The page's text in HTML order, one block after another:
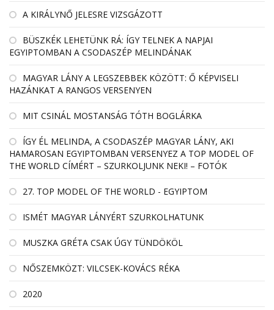
A KIRÁLYNŐ JELESRE VIZSGÁZOTT
BÜSZKÉK LEHETÜNK RÁ: ÍGY TELNEK A NAPJAI
EGYIPTOMBAN A CSODASZÉP MELINDÁNAK
MAGYAR LÁNY A LEGSZEBBEK KÖZÖTT: Ő KÉPVISELI
HAZÁNKAT A RANGOS VERSENYEN
MIT CSINÁL MOSTANSÁG TÓTH BOGLÁRKA
ÍGY ÉL MELINDA, A CSODASZÉP MAGYAR LÁNY, AKI
HAMAROSAN EGYIPTOMBAN VERSENYEZ A TOP MODEL OF
THE WORLD CÍMÉRT – SZURKOLJUNK NEKI! – FOTÓK
27. TOP MODEL OF THE WORLD - EGYIPTOM
ISMÉT MAGYAR LÁNYÉRT SZURKOLHATUNK
MUSZKA GRÉTA CSAK ÚGY TÜNDÖKÖL
NŐSZEMKÖZT: VILCSEK-KOVÁCS RÉKA
2020